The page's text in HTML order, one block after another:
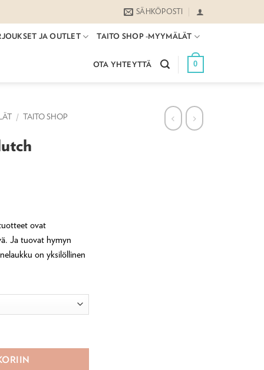
SÄHKÖPOSTI
JA OUTLET TAITO SHOP -MYYMÄLÄT
OTA YHTEYTTÄ 0
/ TAITO SHOP
ovat
Ja tuovat hymyn
on yksilöllinen